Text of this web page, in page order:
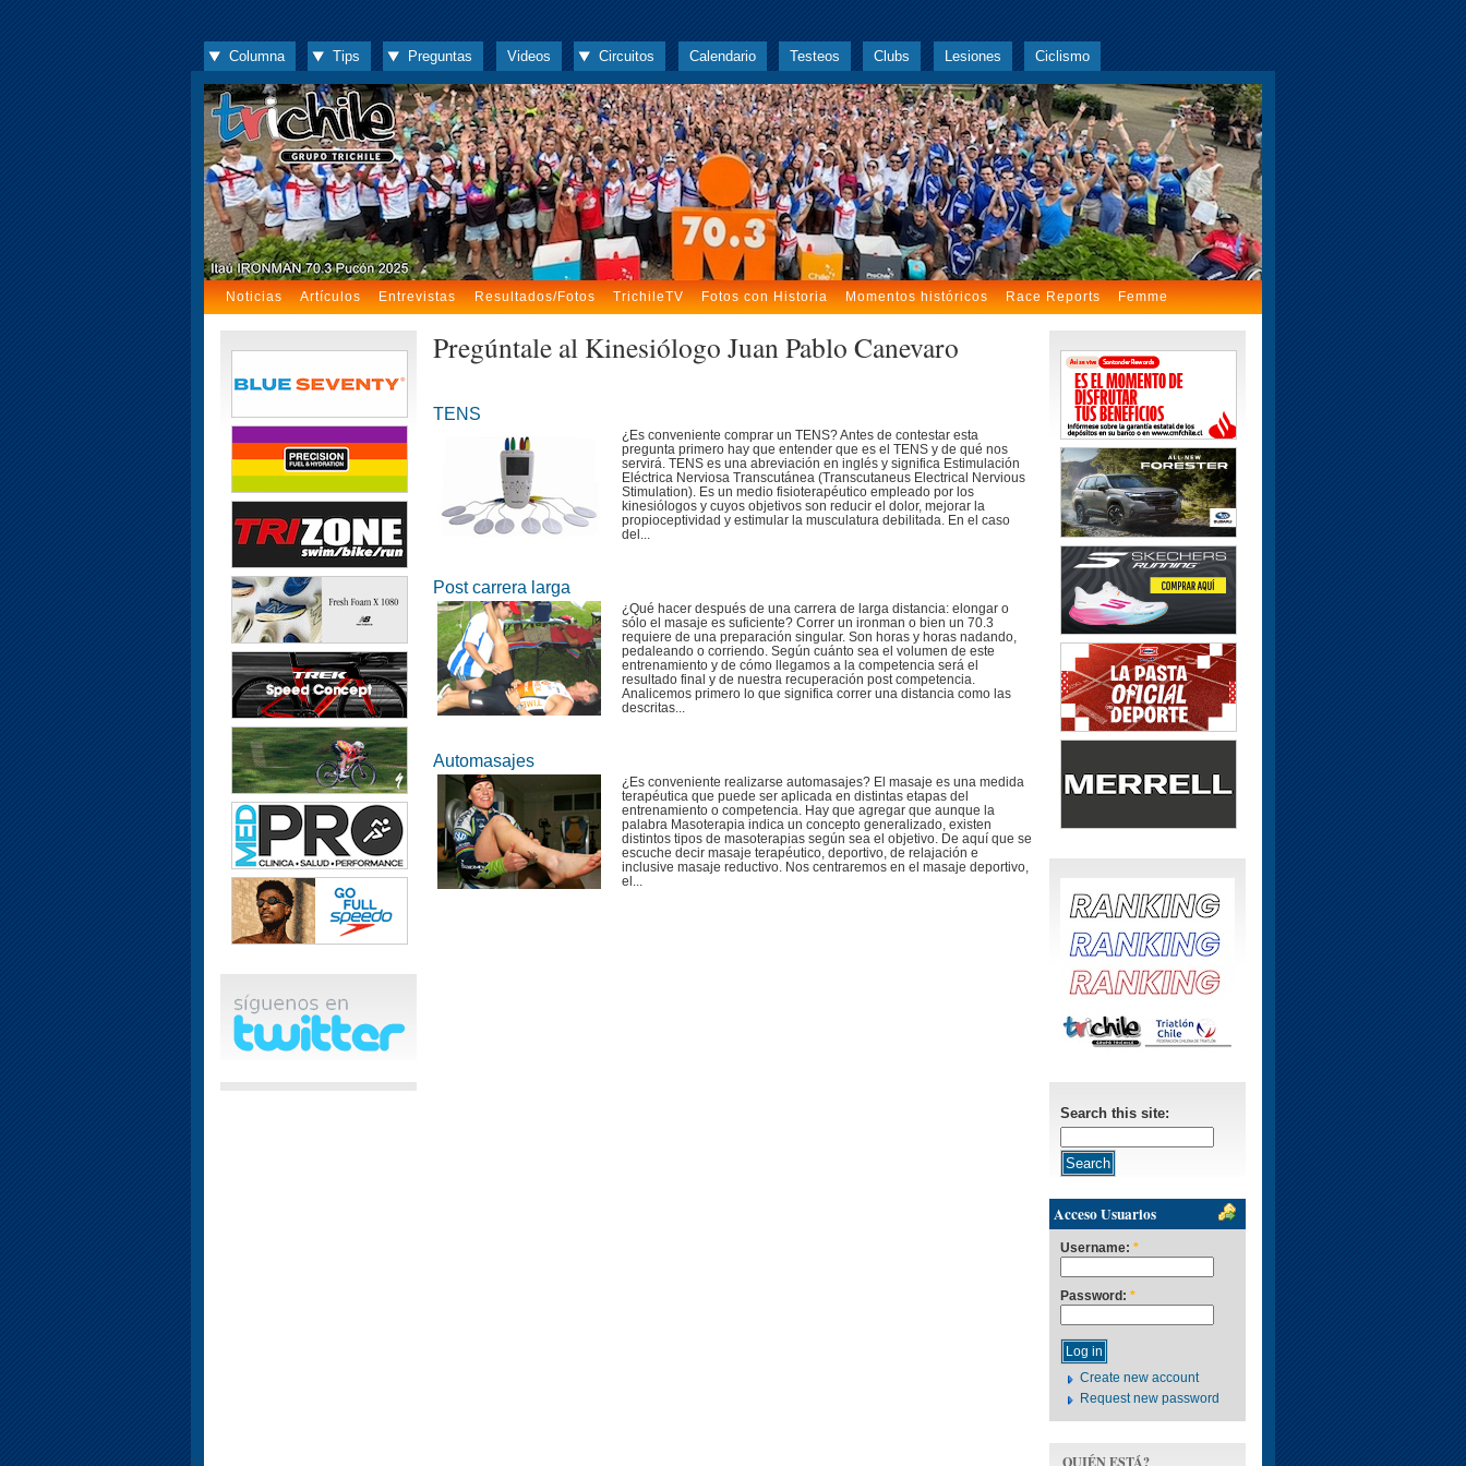
Columna Tips Preguntas Videos Circuitos Calendario Testeos Clubs Lesiones Ciclismo
Noticias Artículos Entrevistas Resultados/Fotos TrichileTV Fotos con Historia Momentos históricos Race Reports Femme
Pregúntale al Kinesiólogo Juan Pablo Canevaro
TENS
¿Es conveniente comprar un TENS? Antes de contestar esta
pregunta primero hay que entender que es el TENS y de qué nos
servirá. TENS es una abreviación en inglés y significa Estimulación
Eléctrica Nerviosa Transcutánea (Transcutaneus Electrical Nervious
Stimulation). Es un medio fisioterapéutico empleado por los
kinesiólogos y cuyos objetivos son reducir el dolor, mejorar la
propioceptividad y estimular la musculatura debilitada. En el caso
del...
Post carrera larga
¿Qué hacer después de una carrera de larga distancia: elongar o
sólo el masaje es suficiente? Correr un ironman o bien un 70.3
requiere de una preparación singular. Son horas y horas nadando,
pedaleando o corriendo. Según cuánto sea el volumen de este
entrenamiento y de cómo llegamos a la competencia será el
resultado final y de nuestra recuperación post competencia.
Analicemos primero lo que significa correr una distancia como las
descritas...
Automasajes
¿Es conveniente realizarse automasajes? El masaje es una medida
terapéutica que puede ser aplicada en distintas etapas del
entrenamiento o competencia. Hay que agregar que aunque la
palabra Masoterapia indica un concepto generalizado, existen
distintos tipos de masoterapias según sea el objetivo. De aquí que se
escuche decir masaje terapéutico, deportivo, de relajación e
inclusive masaje reductivo. Nos centraremos en el masaje deportivo,
el...
Search this site:
Acceso Usuarios
Username: *
Password: *
Create new account
Request new password
QUIÉN ESTÁ?